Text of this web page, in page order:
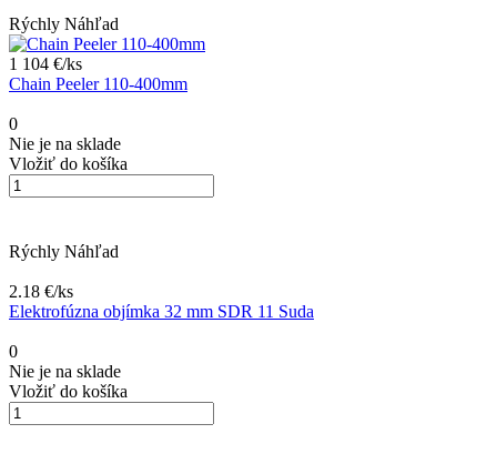
Rýchly Náhľad
1 104 €/ks
Chain Peeler 110-400mm
0
Nie je na sklade
Vložiť do košíka
Rýchly Náhľad